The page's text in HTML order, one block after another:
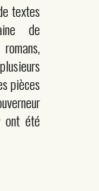
textes
de
pièces
ont été